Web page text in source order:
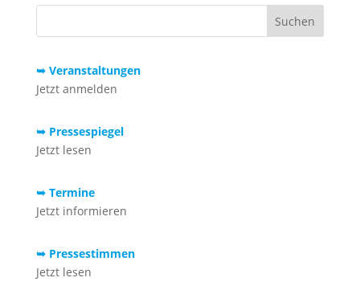
➥ Veranstaltungen
Jetzt anmelden
➥ Pressespiegel
Jetzt lesen
➥ Termine
Jetzt informieren
➥ Pressestimmen
Jetzt lesen